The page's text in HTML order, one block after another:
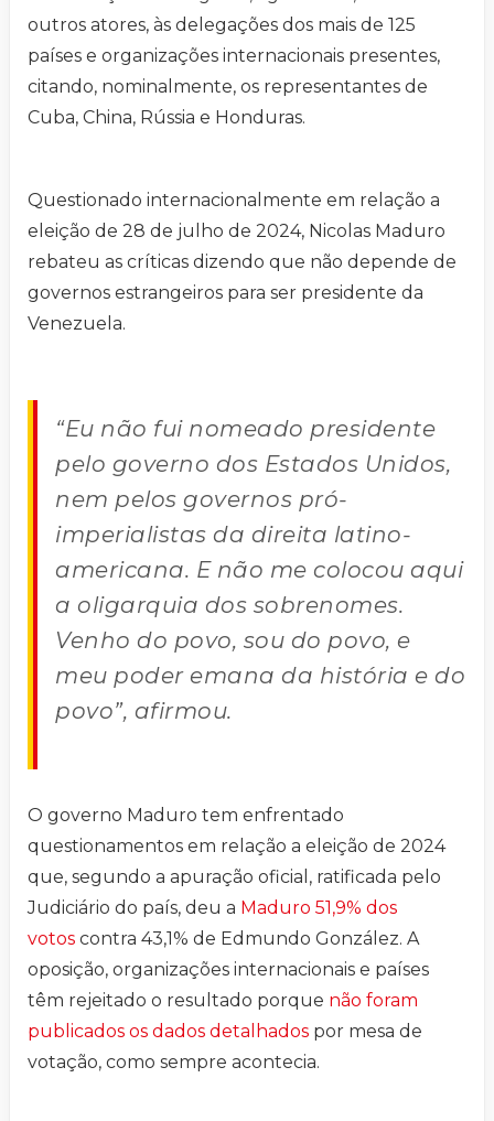
outros atores, às delegações dos mais de 125
países e organizações internacionais presentes,
citando, nominalmente, os representantes de
Cuba, China, Rússia e Honduras.
Questionado internacionalmente em relação a
eleição de 28 de julho de 2024, Nicolas Maduro
rebateu as críticas dizendo que não depende de
governos estrangeiros para ser presidente da
Venezuela.
“Eu não fui nomeado presidente
pelo governo dos Estados Unidos,
nem pelos governos pró-
imperialistas da direita latino-
americana. E não me colocou aqui
a oligarquia dos sobrenomes.
Venho do povo, sou do povo, e
meu poder emana da história e do
povo”, afirmou.
O governo Maduro tem enfrentado
questionamentos em relação a eleição de 2024
que, segundo a apuração oficial, ratificada pelo
Judiciário do país, deu a Maduro 51,9% dos
votos contra 43,1% de Edmundo González. A
oposição, organizações internacionais e países
têm rejeitado o resultado porque não foram
publicados os dados detalhados por mesa de
votação, como sempre acontecia.